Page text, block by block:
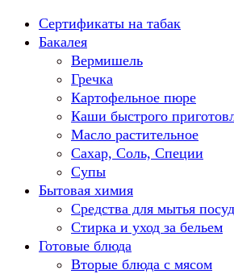
Перейти
содержанию
Сертификаты на табак
Бакалея
Вермишель
Гречка
Картофельное пюре
Каши быстрого
Масло растительное
Сахар, Соль, Специи
Супы
Бытовая химия
Средства для мытья
Стирка и уход за бельем
Готовые блюда
Вторые блюда с мясом